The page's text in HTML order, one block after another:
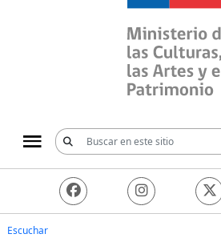
Ministerio de
Escuchar